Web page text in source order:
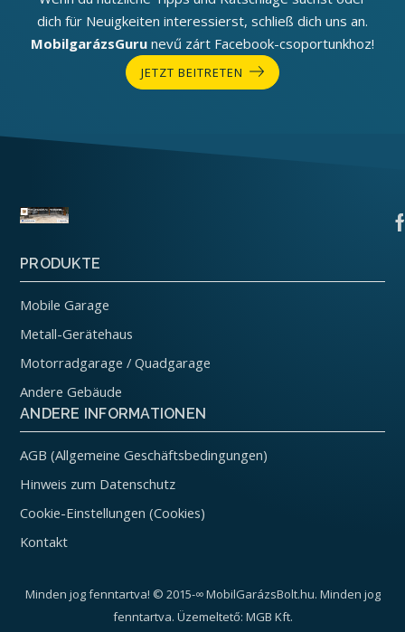
dich für Neuigkeiten interessierst, schließ dich uns an.
MobilgarázsGuru nevű zárt Facebook-csoportunkhoz!
JETZT BEITRETEN
PRODUKTE
Mobile Garage
Metall-Gerätehaus
Motorradgarage / Quadgarage
Andere Gebäude
ANDERE INFORMATIONEN
AGB (Allgemeine Geschäftsbedingungen)
Hinweis zum Datenschutz
Cookie-Einstellungen (Cookies)
Kontakt
Minden jog fenntartva! © 2015-∞ MobilGarázsBolt.hu. Minden jog
fenntartva. Üzemeltető: MGB Kft.